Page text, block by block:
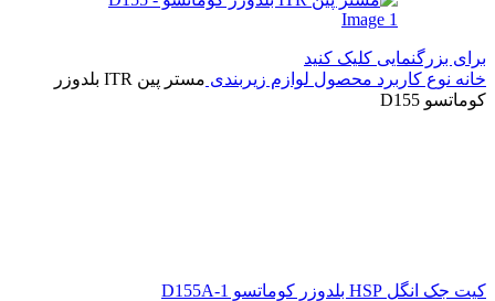
برای بزرگنمایی کلیک کنید
خانه نوع کاربرد محصول لوازم زیربندی
مستر پین ITR بلدوزر
کوماتسو D155
کیت جک انگل HSP بلدوزر کوماتسو D155A-1